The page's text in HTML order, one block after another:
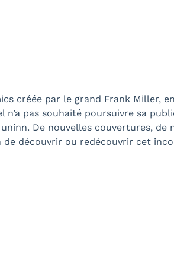
créée par le grand Frank Miller,
pas souhaité poursuivre sa
De nouvelles couvertures, de
découvrir ou redécouvrir cet